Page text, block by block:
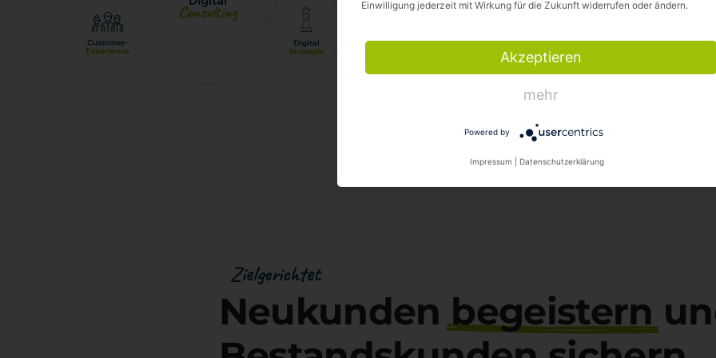
Kanalausrichtung online & offline /
Conversion-Optimierung
Neukundenbegeistern
Zielgerichtet
Einwilligung jederzeit mit Wirkung für die Zukunft widerrufen oder ändern.
Akzeptieren
mehr
Powered by
Impressum Datenschutzerklärung